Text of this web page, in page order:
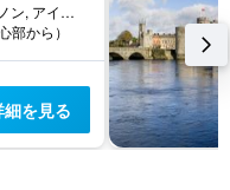
Ballycalla, シャノン, アイルランド
部から）
細を見る